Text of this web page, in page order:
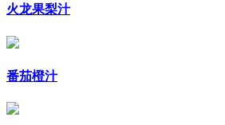
火龙果梨汁
番茄橙汁